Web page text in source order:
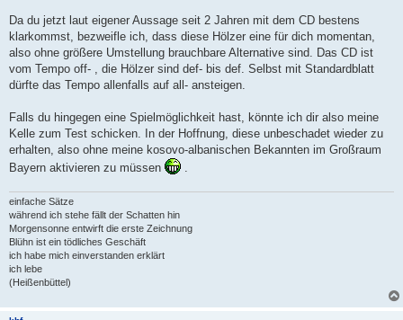
Da du jetzt laut eigener Aussage seit 2 Jahren mit dem CD bestens
klarkommst, bezweifle ich, dass diese Hölzer eine für dich momentan,
also ohne größere Umstellung brauchbare Alternative sind. Das CD ist
vom Tempo off- , die Hölzer sind def- bis def. Selbst mit Standardblatt
dürfte das Tempo allenfalls auf all- ansteigen.
Falls du hingegen eine Spielmöglichkeit hast, könnte ich dir also meine
Kelle zum Test schicken. In der Hoffnung, diese unbeschadet wieder zu
erhalten, also ohne meine kosovo-albanischen Bekannten im Großraum
Bayern aktivieren zu müssen
einfache Sätze
während ich stehe fällt der Schatten hin
Morgensonne entwirft die erste Zeichnung
Blühn ist ein tödliches Geschäft
ich habe mich einverstanden erklärt
ich lebe
(Heißenbüttel)